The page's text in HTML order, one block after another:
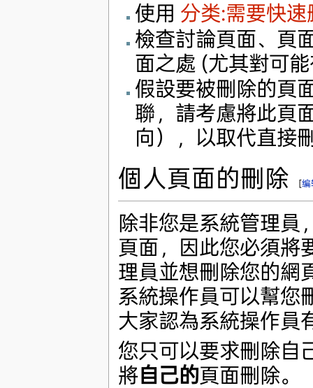
使用 分类:需要快
檢查討論頁面、頁
面之處 (尤其對可
假設要被刪除的頁
聯，請考慮將此頁
向），以取代直接
個人頁面的刪除 [编
除非您是系統管理員
頁面，因此您必須將
理員並想刪除您的網
系統操作員可以幫您
大家認為系統操作員
您只可以要求刪除自
將自己的頁面刪除。